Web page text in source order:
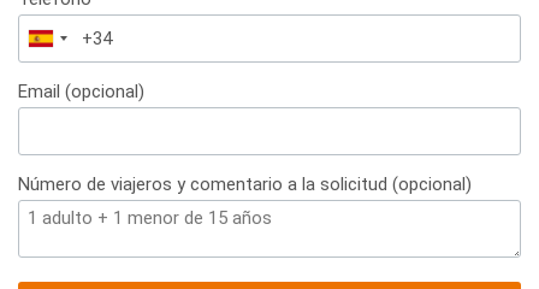
España
+34
Email (opcional)
Número de viajeros y comentario a la solicitud (opcional)